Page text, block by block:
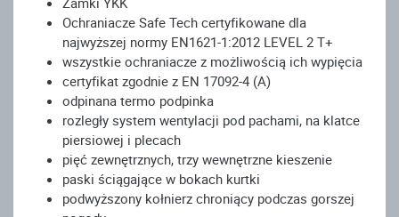
Ochraniacze Safe Tech certyfikowane dla
najwyższej normy EN1621-1:2012 LEVEL 2 T+
wszystkie ochraniacze z możliwością ich wypięcia
certyfikat zgodnie z EN 17092-4 (A)
odpinana termo podpinka
rozległy system wentylacji pod pachami, na klatce
piersiowej i plecach
pięć zewnętrznych, trzy wewnętrzne kieszenie
paski ściągające w bokach kurtki
podwyższony kołnierz chroniący podczas gorszej